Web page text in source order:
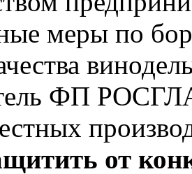
меры по
ФП
от